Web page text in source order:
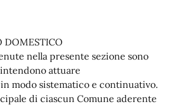
DOMESTICO
nella presente sezione sono
attuare
modo sistematico e continuativo.
di ciascun Comune aderente